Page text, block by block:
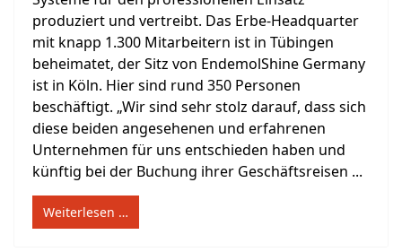
produziert und vertreibt. Das Erbe-Headquarter
mit knapp 1.300 Mitarbeitern ist in Tübingen
beheimatet, der Sitz von EndemolShine Germany
ist in Köln. Hier sind rund 350 Personen
beschäftigt. „Wir sind sehr stolz darauf, dass sich
diese beiden angesehenen und erfahrenen
Unternehmen für uns entschieden haben und
künftig bei der Buchung ihrer Geschäftsreisen ...
Weiterlesen …